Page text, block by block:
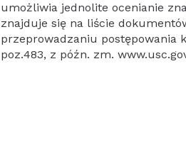
umożliwia jednolite ocenianie
znajduje się na liście
przeprowadzaniu postępowania
poz.483, z późn. zm.